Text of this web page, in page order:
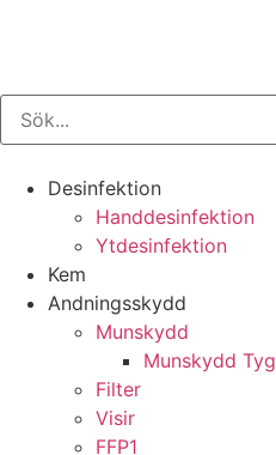
Desinfektion
Handdesinfektion
Ytdesinfektion
Kem
Andningsskydd
Munskydd
Munskydd Tyg
Filter
Visir
FFP1